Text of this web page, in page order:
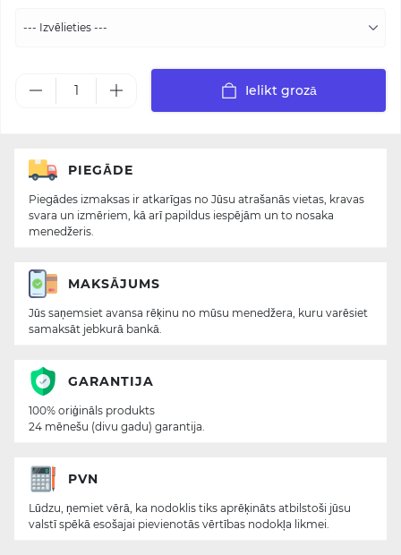
Ielikt grozā
PIEGĀDE
Piegādes izmaksas ir atkarīgas no Jūsu atrašanās vietas, kravas
svara un izmēriem, kā arī papildus iespējām un to nosaka
menedžeris.
MAKSĀJUMS
Jūs saņemsiet avansa rēķinu no mūsu menedžera, kuru varēsiet
samaksāt jebkurā bankā.
GARANTIJA
100% oriģināls produkts
24 mēnešu (divu gadu) garantija.
PVN
Lūdzu, ņemiet vērā, ka nodoklis tiks aprēķināts atbilstoši jūsu
valstī spēkā esošajai pievienotās vērtības nodokļa likmei.